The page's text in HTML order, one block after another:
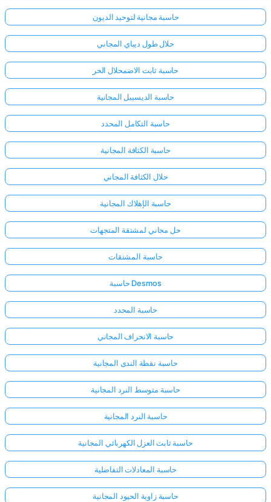
حاسبة مجانية لتوحيد الديون
حلال طول ديباي المجاني
حاسبة ثابت الاضمحلال الحر
حاسبة الديسيبل المجانية
حاسبة التكامل المحدد
حاسبة الكثافة المجانية
حلال الكثافة المجاني
حاسبة الإهلاك المجانية
حل مجاني لمشتقة المتجهات
حاسبة المشتقات
حاسبة Desmos
حاسبة المحدد
حاسبة الانحراف المجاني
حاسبة نقطة الندى المجانية
حاسبة متوسط النرد المجانية
حاسبة النرد المجانية
حاسبة ثابت العزل الكهربائي المجانية
حاسبة المعادلات التفاضلية
حاسبة زاوية الحيود المجانية